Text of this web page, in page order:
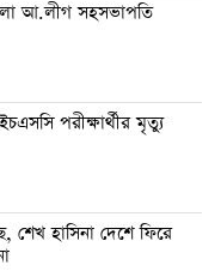
আ.লীগ সহসভাপতি
পরীক্ষার্থীর মৃত্যু
হাসিনা দেশে ফিরে